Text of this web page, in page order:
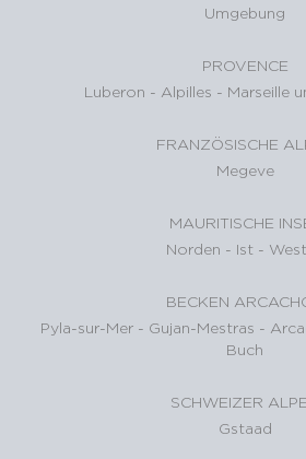
Umgebung
PROVENCE
Luberon - Alpilles - Marseille
FRANZÖSISCHE
Megeve
MAURITISCHE
Norden - Ist -
BECKEN
Pyla-sur-Mer - Gujan-Mestras -
Buch
SCHWEIZER
Gstaad